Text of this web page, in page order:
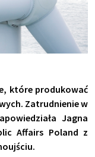
które produkować
Zatrudnienie w
Jagna
Affairs Poland z